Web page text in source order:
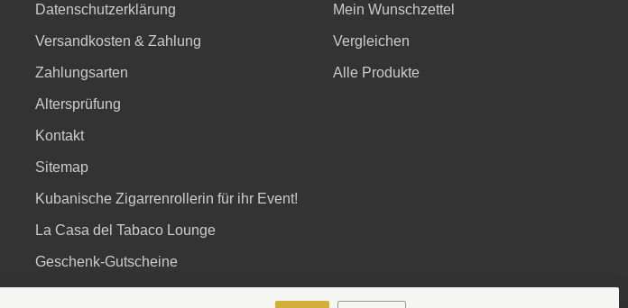
Datenschutzerklärung
Versandkosten & Zahlung
Zahlungsarten
Altersprüfung
Kontakt
Sitemap
Kubanische Zigarrenrollerin für ihr Event!
La Casa del Tabaco Lounge
Geschenk-Gutscheine
Mein Wunschzettel
Vergleichen
Alle Produkte